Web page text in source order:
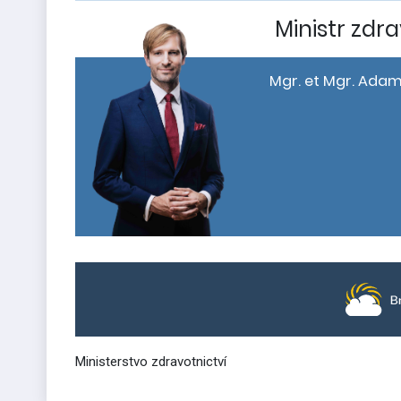
Ministr
Mgr. et Mgr.
Ministerstvo zdravotnictví